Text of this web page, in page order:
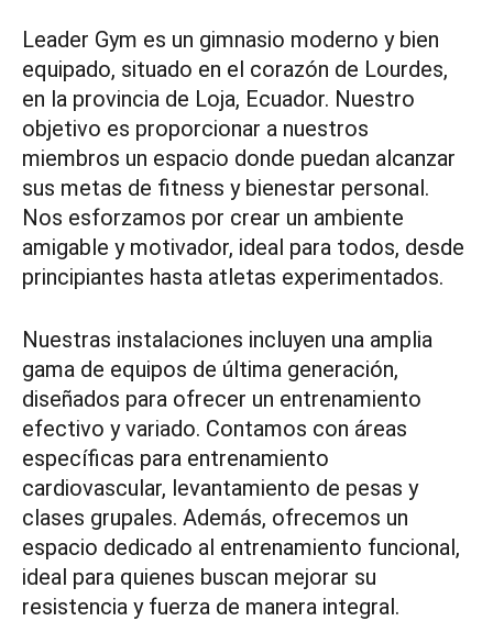
Leader Gym es un gimnasio moderno y bien
equipado, situado en el corazón de Lourdes,
en la provincia de Loja, Ecuador. Nuestro
objetivo es proporcionar a nuestros
miembros un espacio donde puedan alcanzar
sus metas de fitness y bienestar personal.
Nos esforzamos por crear un ambiente
amigable y motivador, ideal para todos, desde
principiantes hasta atletas experimentados.
Nuestras instalaciones incluyen una amplia
gama de equipos de última generación,
diseñados para ofrecer un entrenamiento
efectivo y variado. Contamos con áreas
específicas para entrenamiento
cardiovascular, levantamiento de pesas y
clases grupales. Además, ofrecemos un
espacio dedicado al entrenamiento funcional,
ideal para quienes buscan mejorar su
resistencia y fuerza de manera integral.